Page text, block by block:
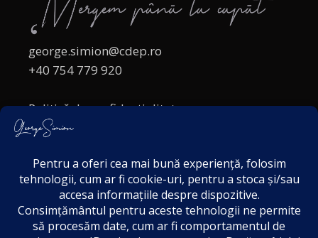
george.simion@cdep.ro
+40 754 779 920
Politică de confidențialitate
Politica cookies
Acordul de markting
Disclaimer